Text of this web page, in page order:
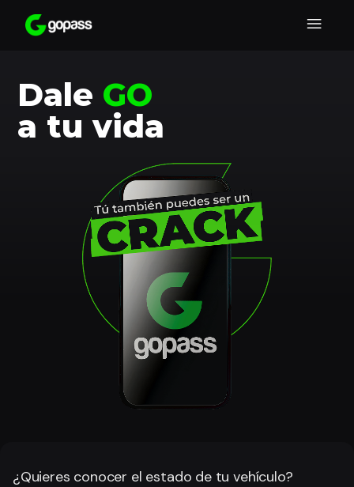
Dale GO
a tu vida
¿Quieres conocer el estado de tu vehículo?